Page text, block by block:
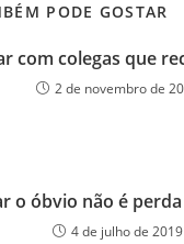
PODE GOSTAR
com colegas que
2 de novembro de
o óbvio não é
4 de julho de 2019